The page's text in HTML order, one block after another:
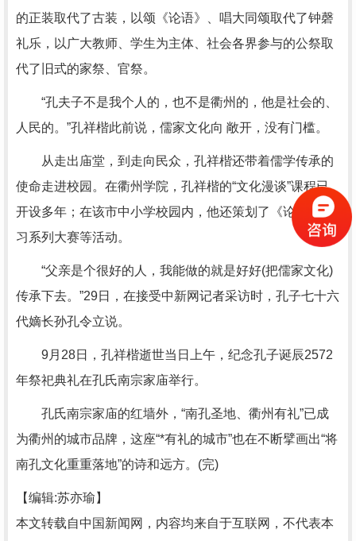
的正装取代了古装，以颂《论语》、唱大同颂取代了钟磬
礼乐，以广大教师、学生为主体、社会各界参与的公祭取
代了旧式的家祭、官祭。
“孔夫子不是我个人的，也不是衢州的，他是社会的、
人民的。”孔祥楷此前说，儒家文化向 敞开，没有门槛。
从走出庙堂，到走向民众，孔祥楷还带着儒学传承的
使命走进校园。在衢州学院，孔祥楷的“文化漫谈”课程已
开设多年；在该市中小学校园内，他还策划了《论语》学
习系列大赛等活动。
“父亲是个很好的人，我能做的就是好好(把儒家文化)
传承下去。”29日，在接受中新网记者采访时，孔子七十六
代嫡长孙孔令立说。
9月28日，孔祥楷逝世当日上午，纪念孔子诞辰2572
年祭祀典礼在孔氏南宗家庙举行。
孔氏南宗家庙的红墙外，“南孔圣地、衢州有礼”已成
为衢州的城市品牌，这座“*有礼的城市”也在不断擘画出“将
南孔文化重重落地”的诗和远方。(完)
【编辑:苏亦瑜】
本文转载自中国新闻网，内容均来自于互联网，不代表本